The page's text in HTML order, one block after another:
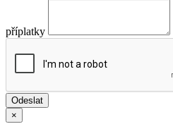
příplatky
×